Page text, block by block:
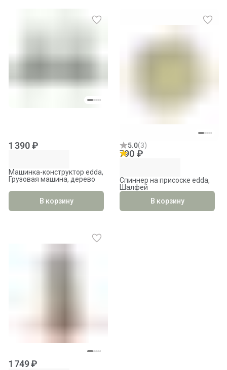
1 390 ₽
Машинка-конструктор edda,
Грузовая машина, дерево
В корзину
5.0(3)
790 ₽
Спиннер на присоске edda,
Шалфей
В корзину
1 749 ₽